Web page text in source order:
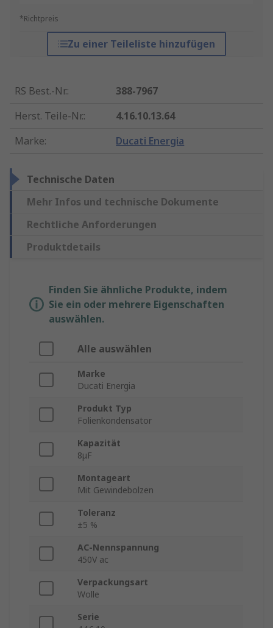
*Richtpreis
Zu einer Teileliste hinzufügen
RS Best.-Nr.:
388-7967
Herst. Teile-Nr.:
4.16.10.13.64
Marke: Ducati Energia
Technische Daten
Mehr Infos und technische Dokumente
Rechtliche Anforderungen
Produktdetails
Finden Sie ähnliche Produkte, indem
Sie ein oder mehrere Eigenschaften
auswählen.
Alle auswählen
Marke
Ducati Energia
Produkt Typ
Folienkondensator
Kapazität
8μF
Montageart
Mit Gewindebolzen
Toleranz
±5 %
AC-Nennspannung
450V ac
Verpackungsart
Wolle
Serie